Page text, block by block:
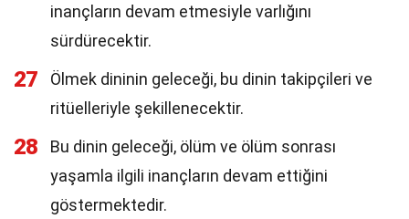
inançların devam etmesiyle varlığını
sürdürecektir.
27
Ölmek dininin geleceği, bu dinin takipçileri ve
ritüelleriyle şekillenecektir.
28
Bu dinin geleceği, ölüm ve ölüm sonrası
yaşamla ilgili inançların devam ettiğini
göstermektedir.